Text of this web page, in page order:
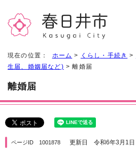
現在の位置： ホーム > くらし・手続き >
生届、婚姻届など) > 離婚届
離婚届
ページID 1001878 更新日 令和6年3月1日